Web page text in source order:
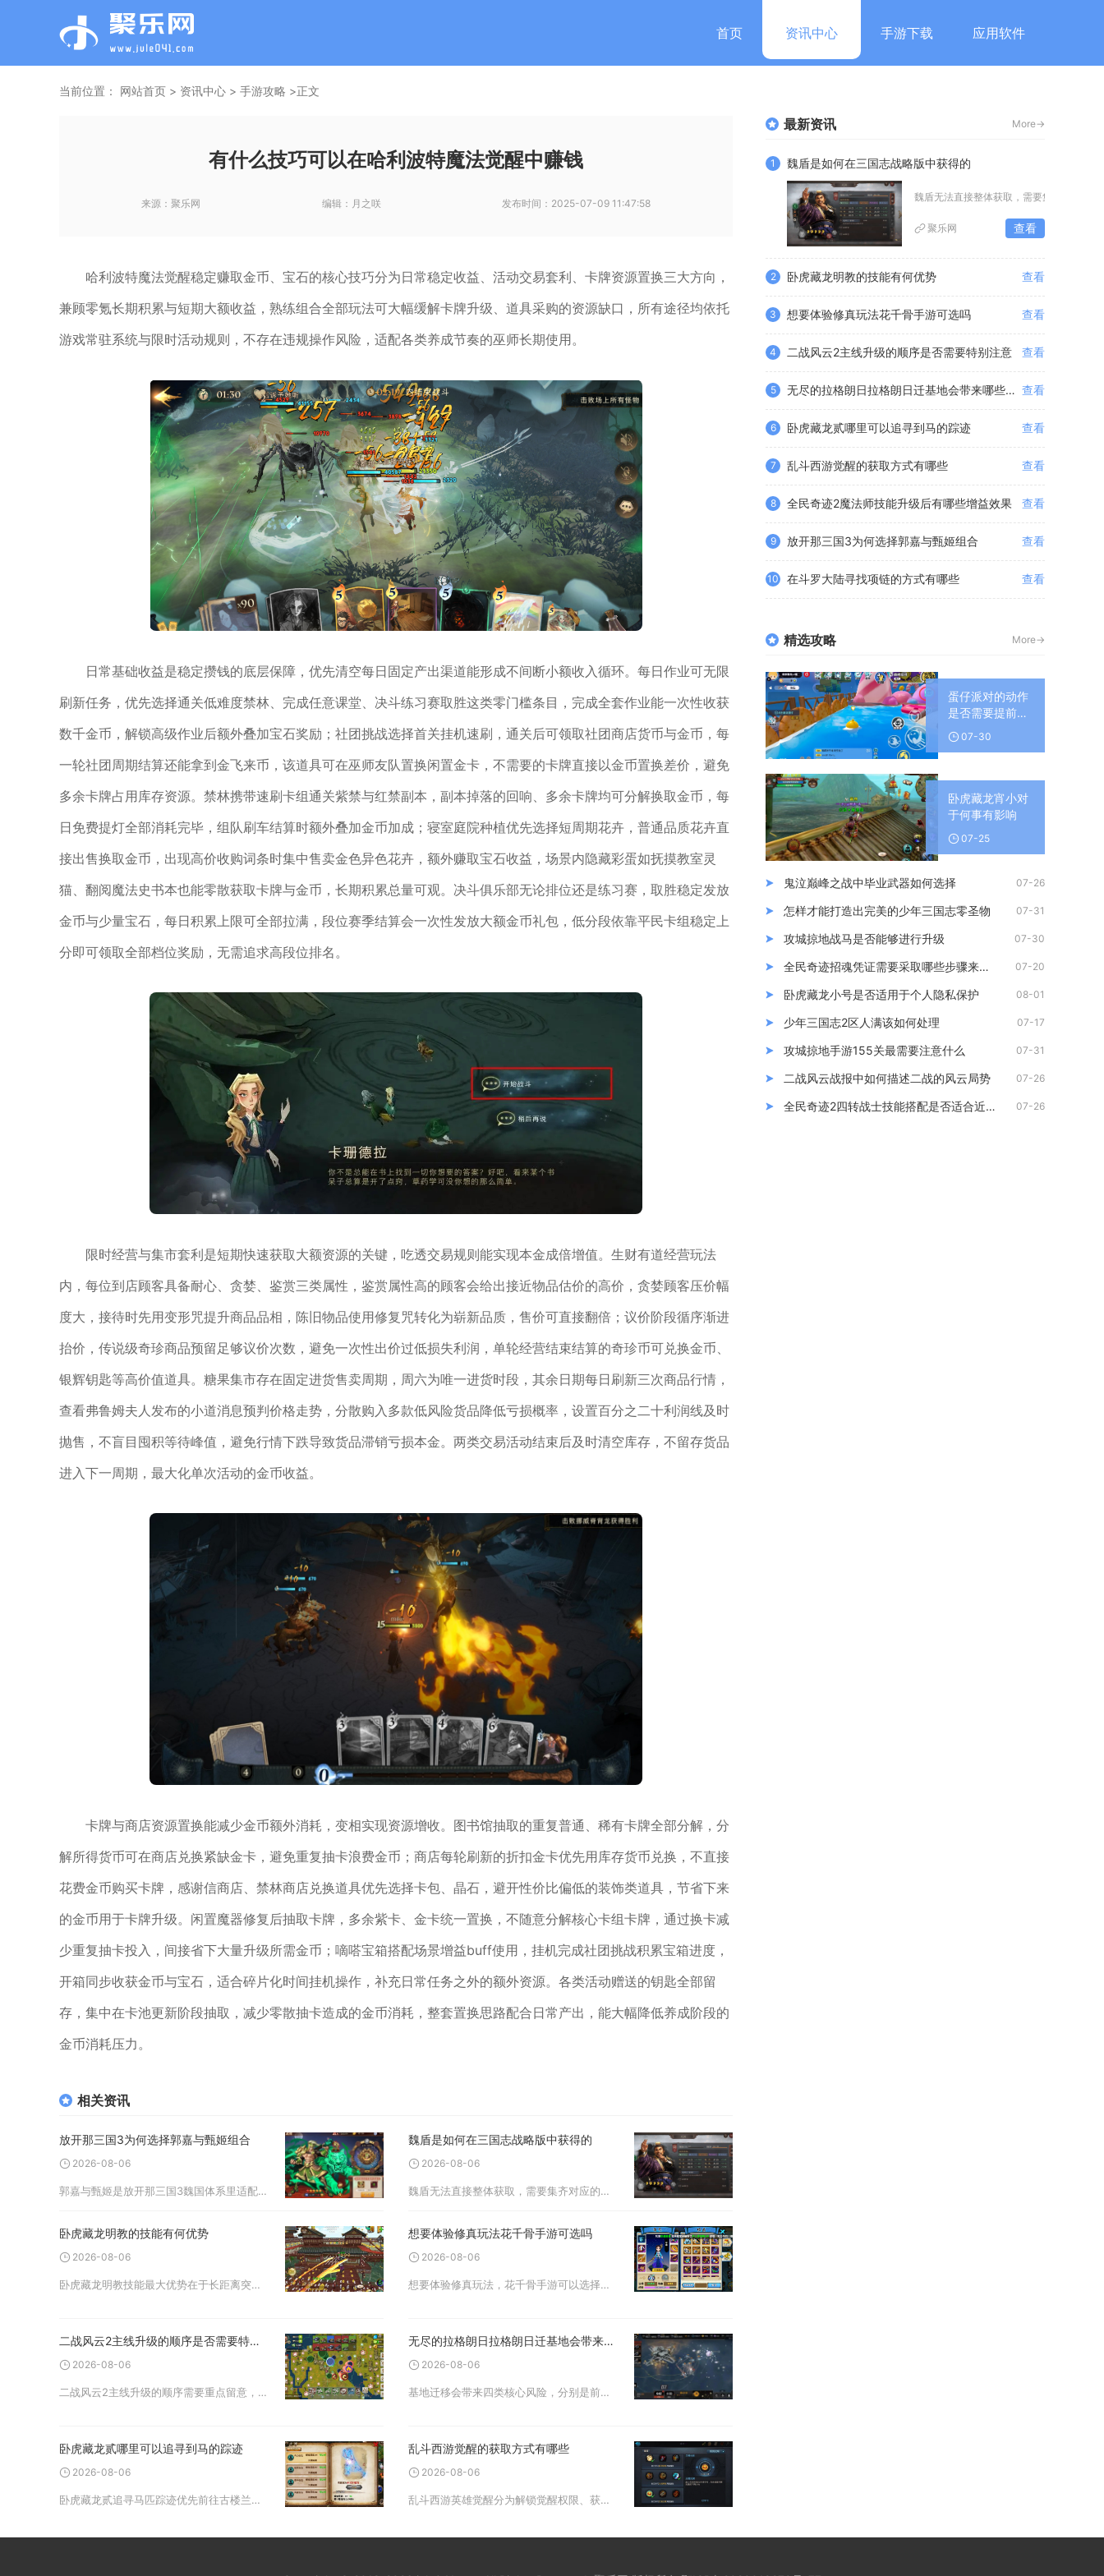
首页 资讯中心 手游下载 应用软件
当前位置： 网站首页 > 资讯中心 > 手游攻略 >正文
有什么技巧可以在哈利波特魔法觉醒中赚钱
来源： 聚乐网 编辑： 月之咲 发布时间： 2025-07-09 11:47:58
哈利波特魔法觉醒稳定赚取金币、宝石的核心技巧分为日常稳定收益、活动交易套利、卡牌资源置换三大方向，
兼顾零氪长期积累与短期大额收益，熟练组合全部玩法可大幅缓解卡牌升级、道具采购的资源缺口，所有途径均依托
游戏常驻系统与限时活动规则，不存在违规操作风险，适配各类养成节奏的巫师长期使用。
日常基础收益是稳定攒钱的底层保障，优先清空每日固定产出渠道能形成不间断小额收入循环。每日作业可无限
刷新任务，优先选择通关低难度禁林、完成任意课堂、决斗练习赛取胜这类零门槛条目，完成全套作业能一次性收获
数千金币，解锁高级作业后额外叠加宝石奖励；社团挑战选择首关挂机速刷，通关后可领取社团商店货币与金币，每
一轮社团周期结算还能拿到金飞来币，该道具可在巫师友队置换闲置金卡，不需要的卡牌直接以金币置换差价，避免
多余卡牌占用库存资源。禁林携带速刷卡组通关紫禁与红禁副本，副本掉落的回响、多余卡牌均可分解换取金币，每
日免费提灯全部消耗完毕，组队刷车结算时额外叠加金币加成；寝室庭院种植优先选择短周期花卉，普通品质花卉直
接出售换取金币，出现高价收购词条时集中售卖金色异色花卉，额外赚取宝石收益，场景内隐藏彩蛋如抚摸教室灵
猫、翻阅魔法史书本也能零散获取卡牌与金币，长期积累总量可观。决斗俱乐部无论排位还是练习赛，取胜稳定发放
金币与少量宝石，每日积累上限可全部拉满，段位赛季结算会一次性发放大额金币礼包，低分段依靠平民卡组稳定上
分即可领取全部档位奖励，无需追求高段位排名。
限时经营与集市套利是短期快速获取大额资源的关键，吃透交易规则能实现本金成倍增值。生财有道经营玩法
内，每位到店顾客具备耐心、贪婪、鉴赏三类属性，鉴赏属性高的顾客会给出接近物品估价的高价，贪婪顾客压价幅
度大，接待时先用变形咒提升商品品相，陈旧物品使用修复咒转化为崭新品质，售价可直接翻倍；议价阶段循序渐进
抬价，传说级奇珍商品预留足够议价次数，避免一次性出价过低损失利润，单轮经营结束结算的奇珍币可兑换金币、
银辉钥匙等高价值道具。糖果集市存在固定进货售卖周期，周六为唯一进货时段，其余日期每日刷新三次商品行情，
查看弗鲁姆夫人发布的小道消息预判价格走势，分散购入多款低风险货品降低亏损概率，设置百分之二十利润线及时
抛售，不盲目囤积等待峰值，避免行情下跌导致货品滞销亏损本金。两类交易活动结束后及时清空库存，不留存货品
进入下一周期，最大化单次活动的金币收益。
卡牌与商店资源置换能减少金币额外消耗，变相实现资源增收。图书馆抽取的重复普通、稀有卡牌全部分解，分
解所得货币可在商店兑换紧缺金卡，避免重复抽卡浪费金币；商店每轮刷新的折扣金卡优先用库存货币兑换，不直接
花费金币购买卡牌，感谢信商店、禁林商店兑换道具优先选择卡包、晶石，避开性价比偏低的装饰类道具，节省下来
的金币用于卡牌升级。闲置魔器修复后抽取卡牌，多余紫卡、金卡统一置换，不随意分解核心卡组卡牌，通过换卡减
少重复抽卡投入，间接省下大量升级所需金币；嘀嗒宝箱搭配场景增益buff使用，挂机完成社团挑战积累宝箱进度，
开箱同步收获金币与宝石，适合碎片化时间挂机操作，补充日常任务之外的额外资源。各类活动赠送的钥匙全部留
存，集中在卡池更新阶段抽取，减少零散抽卡造成的金币消耗，整套置换思路配合日常产出，能大幅降低养成阶段的
金币消耗压力。
相关资讯
放开那三国3为何选择郭嘉与甄姬组合
2026-08-06
郭嘉与甄姬是放开那三国3魏国体系里适配度拉满的黄金双核组合，这套速冻冰控流凭借技能联动的控制链、攻防互补的机制，在竞技场、魔魂塔、主线推图等主流玩法中都能稳定发挥压制力，是兼顾输出与生存的优选搭配。郭嘉作为核心
魏盾是如何在三国志战略版中获得的
2026-08-06
魏盾无法直接整体获取，需要集齐对应的魏国盾兵武将，搭配盾兵兵种战法组建而成，主流顶配虎卫魏盾由曹操、典韦、许褚三名武将构成，缺少核心武将时也能使用徐晃、郭淮、夏侯惇、满宠等武将搭建低配魏盾过渡。想要成型魏盾，首
卧虎藏龙明教的技能有何优势
2026-08-06
卧虎藏龙明教技能最大优势在于长距离突进先手控制、持续流血伤害搭配破防输出，同时依托门派属性成长实现能抗能打的近战定位，单挑、副本清怪、小规模团战均有稳定发挥。整套技能链围绕突进、控制、持续伤害构建，容错率高，对
想要体验修真玩法花千骨手游可选吗
2026-08-06
想要体验修真玩法，花千骨手游可以选择，但这款游戏的修真体系偏向灵宠养成模块，并非围绕主角角色打造完整的境界突破修真路线，追求传统主角筑基、渡劫修仙体系的玩家需要提前认清玩法差异。游戏内的修真玩法独立划分在灵宠养
二战风云2主线升级的顺序是否需要特别注意
2026-08-06
二战风云2主线升级的顺序需要重点留意，完全顺着任务指引无脑推进容易出现资源、人口、战力三重发展瓶颈，分阶段规划建筑、部队、科技的升级节奏，才能稳定完成主线任务并最大化奖励收益。游戏前期主线任务以建造、低等级建筑
无尽的拉格朗日拉格朗日迁基地会带来哪些潜在危险
2026-08-06
基地迁移会带来四类核心风险，分别是前置筹备产生的资源损耗、迁移前后的防空防御漏洞、新星域未知势力带来的长期冲突、超长冷却机制锁死战略调整空间，四类隐患会互相叠加拖慢整体发育节奏，稍有疏忽就会造成舰船与资源双重亏
卧虎藏龙贰哪里可以追寻到马的踪迹
2026-08-06
卧虎藏龙贰追寻马匹踪迹优先前往古楼兰、山海关、药王谷三大野外地图搜寻野马，同时可借助集市交易、皇城马市、奇遇任务等途径获取各类坐骑。野外捕捉是寻访马匹最核心的方式，各类野马只会在指定野外区域刷新，其中古楼兰是综
乱斗西游觉醒的获取方式有哪些
2026-08-06
乱斗西游英雄觉醒分为解锁觉醒权限、获取觉醒技能书两大核心部分，解锁觉醒权限依靠英雄前置养成与专属觉醒任务，觉醒技能书可通过三界平乱、各类竞技玩法、书市交易以及限时活动获取，配套养成材料同步依托日常副本与周期性玩
最新资讯 More->
1 魏盾是如何在三国志战略版中获得的
魏盾无法直接整体获取，需要集齐对应的
聚乐网 查看
2 卧虎藏龙明教的技能有何优势 查看
3 想要体验修真玩法花千骨手游可选吗 查看
4 二战风云2主线升级的顺序是否需要特别注意 查看
5 无尽的拉格朗日拉格朗日迁基地会带来哪些潜在危险 查看
6 卧虎藏龙贰哪里可以追寻到马的踪迹 查看
7 乱斗西游觉醒的获取方式有哪些 查看
8 全民奇迹2魔法师技能升级后有哪些增益效果 查看
9 放开那三国3为何选择郭嘉与甄姬组合 查看
10 在斗罗大陆寻找项链的方式有哪些 查看
精选攻略 More->
蛋仔派对的动作
是否需要提前练
习
07-30
卧虎藏龙宵小对
于何事有影响
07-25
鬼泣巅峰之战中毕业武器如何选择 07-26
怎样才能打造出完美的少年三国志零圣物 07-31
攻城掠地战马是否能够进行升级 07-30
全民奇迹招魂凭证需要采取哪些步骤来制作 07-20
卧虎藏龙小号是否适用于个人隐私保护 08-01
少年三国志2区人满该如何处理 07-17
攻城掠地手游155关最需要注意什么 07-31
二战风云战报中如何描述二战的风云局势 07-26
全民奇迹2四转战士技能搭配是否适合近战输出 07-26